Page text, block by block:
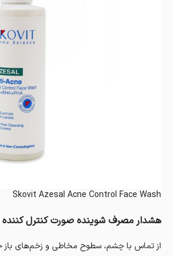
Skovit Azesal Acne Control Face Wash
هشدار مصرف شوینده صورت کنترل کننده
از تماس با چشم، سطوح مخاطی و زخم‌های باز